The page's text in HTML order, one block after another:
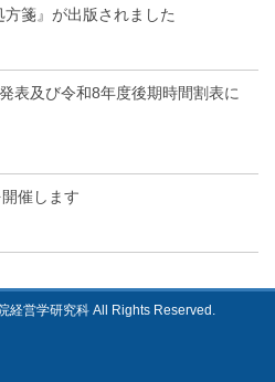
箋』が出版されました
表及び令和8年度後期時間割表に
催します
経営学研究科 All Rights Reserved.